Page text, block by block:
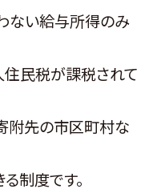
ない給与所得のみ
住民税が課税されて
附先の市区町村な
制度です。